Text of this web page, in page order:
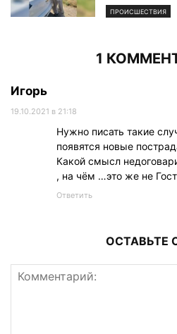
ПРОИСШЕСТВИЯ
1
Игорь
19.10.2021 в 21:18
Нужно писать такие
появятся новые
Какой смысл
, на чём …это же не
Ответить
ОСТАВЬТЕ